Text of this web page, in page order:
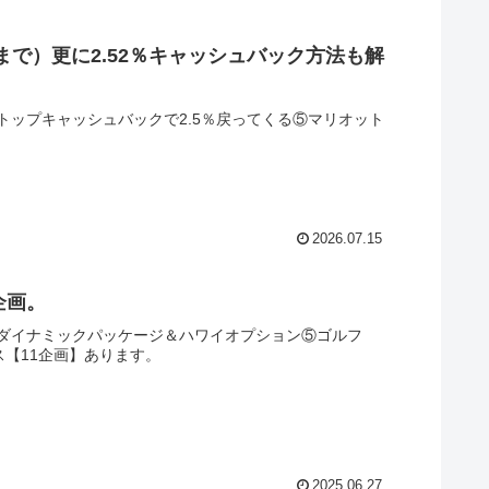
）更に2.52％キャッシュバック方法も解
プキャッシュバックで2.5％戻ってくる⑤マリオット
2026.07.15
。
ナミックパッケージ＆ハワイオプション⑤ゴルフ
企画】あります。
2025.06.27